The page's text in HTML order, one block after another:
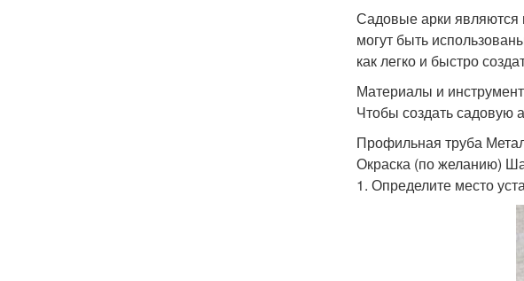
Садовые арки являются
могут быть
как легко и быстро
Материалы и
Чтобы создать садовую
Профильная труба
Окраска (по желанию)
1. Определите место